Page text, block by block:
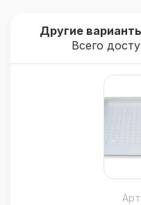
Другие
Всего